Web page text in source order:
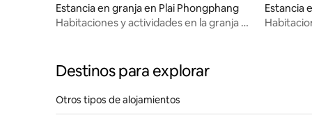
Estancia en granja en Plai Phongphang
Habitaciones y actividades en la granja de
Estancia
Destinos para explorar
Otros tipos de alojamientos